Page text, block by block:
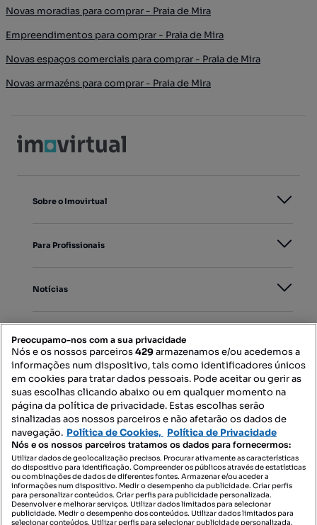
Novas moradias para comprar - Praia de Mira
Empreendimentos para comprar - Praia de Mira
Novas espaços comerciais para comprar - Praia de Mira
Novas armazéns para comprar - Praia de Mira
Sobre o Imovirtual
Para Profissionais
Notícias
Mapa do Site
Contacte-nos
SIGA-NOS:
Preocupamo-nos com a sua privacidade
Nós e os nossos parceiros429armazenamos e/ou acedemos a
informações num dispositivo, tais como identificadores únicos
em cookies para tratar dados pessoais. Pode aceitar ou gerir as
suas escolhas clicando abaixo ou em qualquer momento na
página da política de privacidade. Estas escolhas serão
sinalizadas aos nossos parceiros e não afetarão os dados de
navegação. Política de Cookies, Política de Privacidade
Nós e os nossos parceiros tratamos os dados para fornecermos:
Utilizar dados de geolocalização precisos. Procurar ativamente as características
do dispositivo para identificação. Compreender os públicos através de estatísticas
ou combinações de dados de diferentes fontes. Armazenar e/ou aceder a
informações num dispositivo. Medir o desempenho da publicidade. Criar perfis
para personalizar conteúdos. Criar perfis para publicidade personalizada.
Desenvolver e melhorar serviços. Utilizar dados limitados para selecionar
publicidade. Medir o desempenho dos conteúdos. Utilizar dados limitados para
selecionar conteúdos. Utilizar perfis para selecionar publicidade personalizada.